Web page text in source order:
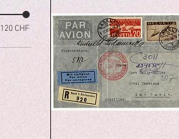
120 CHF